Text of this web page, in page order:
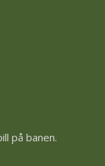
på banen.